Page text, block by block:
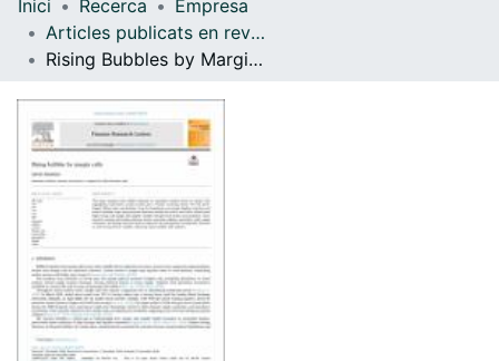
Navega per tot el DD
Com publicar
Inici Recerca
Empresa
Articles publicats en revistes (Empresa)
Rising Bubbles by Margin Calls